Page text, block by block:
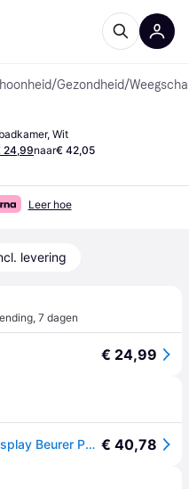
/Gezondheid/
Wit
24,99naar€ 42,05
Leer hoe
levering
, 7 dagen
€ 24,99
Badkamerweegschaal met xxl display Beurer PS 160 - Blanc € 40,78